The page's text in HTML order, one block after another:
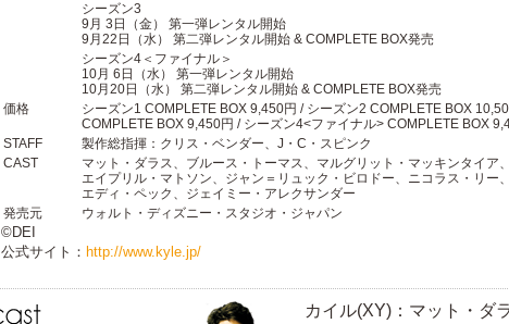
シーズン3
9月 3日（金） 第一弾レンタル開始
9月22日（水） 第二弾レンタル開始 & COMPLETE BOX発売
シーズン4＜ファイナル＞
10月 6日（水） 第一弾レンタル開始
10月20日（水） 第二弾レンタル開始 & COMPLETE BOX発売
価格
シーズン1 COMPLETE BOX 9,450円 / シーズン2 COMPLETE BOX
COMPLETE BOX 9,450円 / シーズン4<ファイナル> COMPLETE BOX
STAFF
製作総指揮：クリス・ベンダー、J・C・スピンク
CAST
マット・ダラス、ブルース・トーマス、マルグリット・マッキンタイア
エイプリル・マトソン、ジャン＝リュック・ビロドー、ニコラス・リー
エディ・ペック、ジェイミー・アレクサンダー
発売元
ウォルト・ディズニー・スタジオ・ジャパン
©DEI
公式サイト： http://www.kyle.jp/
カイル(XY)：マット・ダ